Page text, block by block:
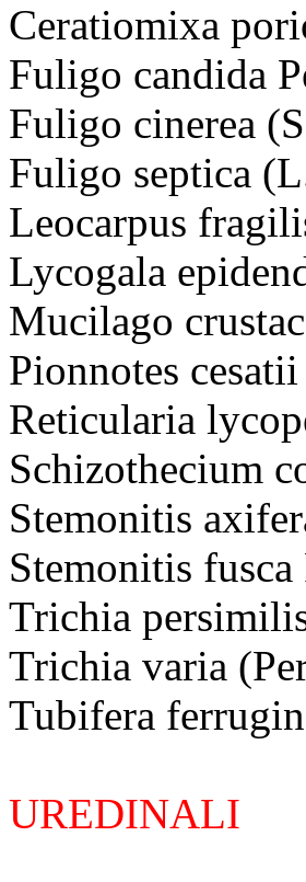
Ceratiomixa
Fuligo candida
Fuligo cinerea
Fuligo septica
Leocarpus
Lycogala
Mucilago
Pionnotes
Reticularia
Schizothecium
Stemonitis
Stemonitis
Trichia
Trichia varia
Tubifera
UREDINALI